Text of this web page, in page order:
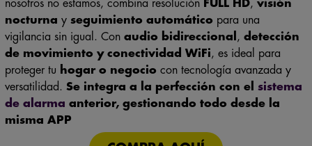
nocturnayseguimiento automáticopara una
vigilancia sin igual. Conaudio bidireccional, detección
de movimiento y conectividad WiFi, es ideal para
proteger tuhogar o negociocon tecnología avanzada y
versatilidad.Se integra a la perfección con elsistema
de alarma anterior, gestionando todo desde la
misma APP
COMPRA AQUÍ